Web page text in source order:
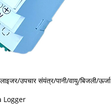
उपचार संयंत्र/पानी/वायु/बिजली/ऊर्जा
Logger